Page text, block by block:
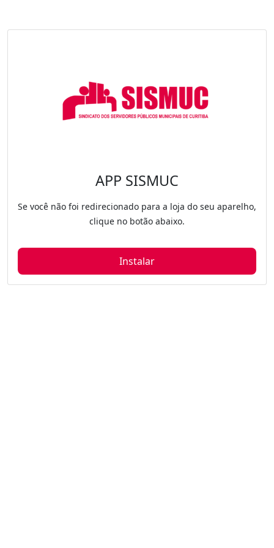
APP SISMUC
Se você não foi redirecionado para a loja do seu aparelho,
clique no botão abaixo.
Instalar